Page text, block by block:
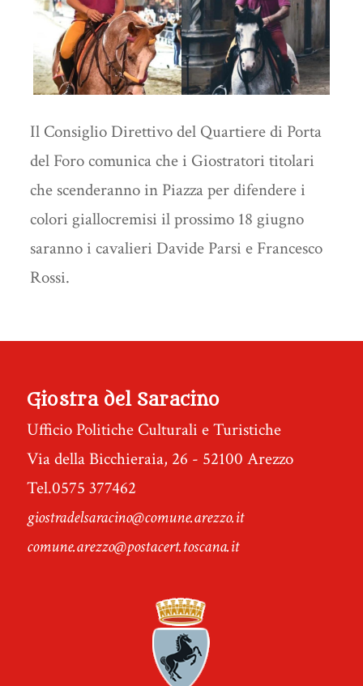
Il Consiglio Direttivo del Quartiere di Porta
del Foro comunica che i Giostratori titolari
che scenderanno in Piazza per difendere i
colori giallocremisi il prossimo 18 giugno
saranno i cavalieri Davide Parsi e Francesco
Rossi.
Giostra del Saracino
Ufficio Politiche Culturali e Turistiche
Via della Bicchieraia, 26 - 52100 Arezzo
Tel.0575 377462
giostradelsaracino@comune.arezzo.it
comune.arezzo@postacert.toscana.it